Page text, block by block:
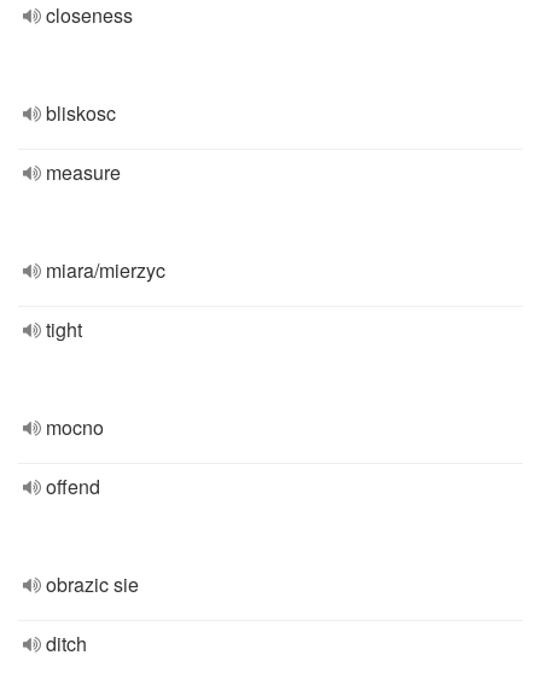
closeness
bliskosc
measure
miara/mierzyc
tight
mocno
offend
obrazic sie
ditch